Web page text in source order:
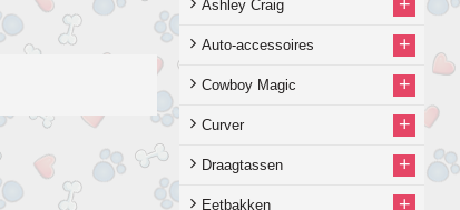
Ashley Craig +
Auto-accessoires +
Cowboy Magic +
Curver +
Draagtassen +
Eetbakken +